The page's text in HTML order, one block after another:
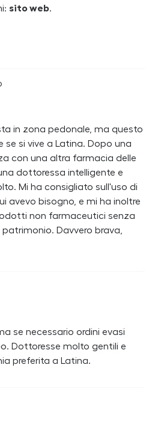
sito web.
in zona pedonale, ma questo
se si vive a Latina. Dopo una
con una altra farmacia delle
dottoressa intelligente e
Mi ha consigliato sull'uso di
avevo bisogno, e mi ha inoltre
non farmaceutici senza
Davvero brava,
se necessario ordini evasi
Dottoresse molto gentili e
preferita a Latina.